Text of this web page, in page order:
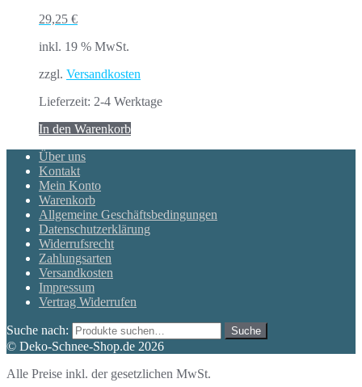
29,25 €
inkl. 19 % MwSt.
zzgl. Versandkosten
Lieferzeit: 2-4 Werktage
In den Warenkorb
Über uns
Kontakt
Mein Konto
Warenkorb
Allgemeine Geschäftsbedingungen
Datenschutzerklärung
Widerrufsrecht
Zahlungsarten
Versandkosten
Impressum
Vertrag Widerrufen
Suche nach: Suche
© Deko-Schnee-Shop.de 2026
Alle Preise inkl. der gesetzlichen MwSt.